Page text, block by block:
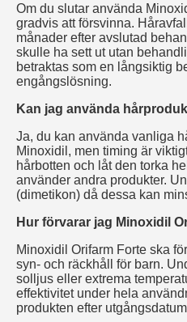
Om du slutar använda
gradvis att försvinna.
månader efter avslutad
skulle ha sett ut utan
betraktas som en långsiktig
engångslösning.
Kan jag använda
Ja, du kan använda vanliga
Minoxidil, men timing är
hårbotten och låt den torka
använder andra produkter.
(dimetikon) då dessa kan
Hur förvarar jag Minoxidil
Minoxidil Orifarm Forte ska
syn- och räckhåll för barn.
solljus eller extrema
effektivitet under hela
produkten efter